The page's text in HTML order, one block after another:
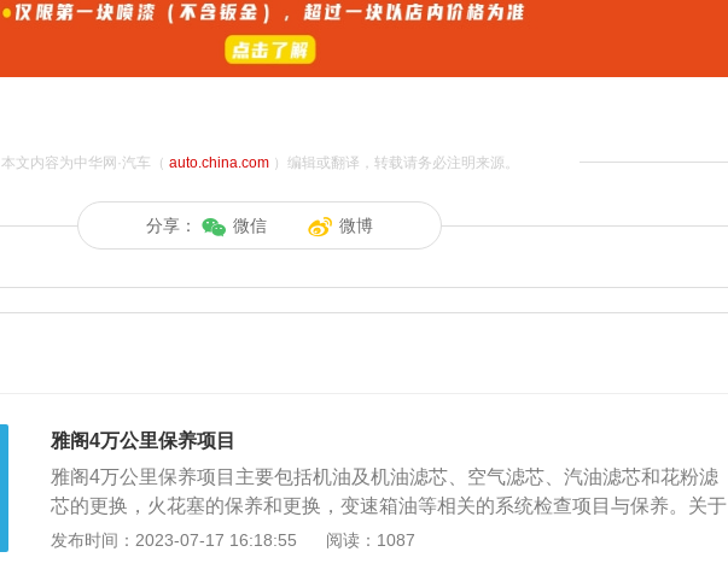
本文内容为中华网·汽车（ auto.china.com）编辑或翻译，转载请务必注明来源。
分享： 微信 微博
雅阁4万公里保养项目
雅阁4万公里保养项目主要包括机油及机油滤芯、空气滤芯、汽油滤芯和花粉滤
芯的更换，火花塞的保养和更换，变速箱油等相关的系统检查项目与保养。关于
汽车保养的详细介绍：1、汽车保养是指定期对汽车相关部件进行检查、清洁、
发布时间：2023-07-17 16:18:55 阅读：1087